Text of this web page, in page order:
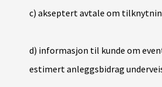
c) akseptert avtale om
d) informasjon til kunde om
estimert anleggsbidrag